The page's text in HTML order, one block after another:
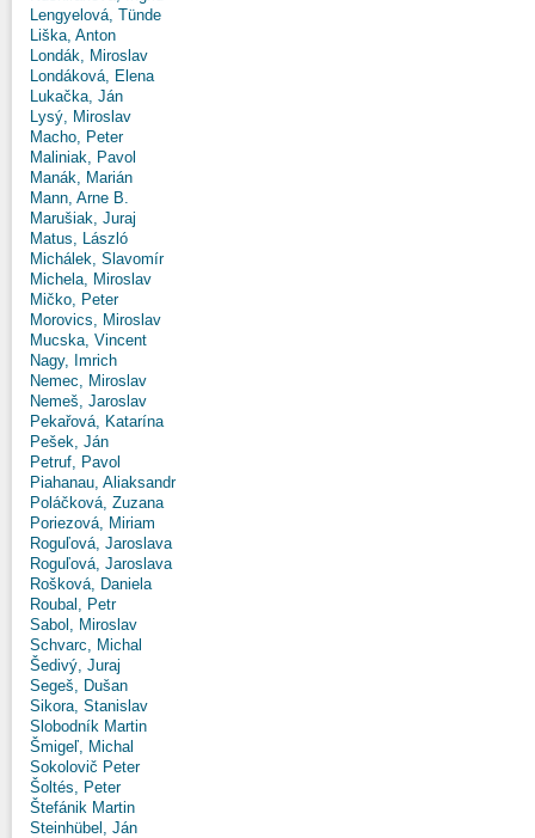
Lengyelová, Tünde
Liška, Anton
Londák, Miroslav
Londáková, Elena
Lukačka, Ján
Lysý, Miroslav
Macho, Peter
Maliniak, Pavol
Manák, Marián
Mann, Arne B.
Marušiak, Juraj
Matus, László
Michálek, Slavomír
Michela, Miroslav
Mičko, Peter
Morovics, Miroslav
Mucska, Vincent
Nagy, Imrich
Nemec, Miroslav
Nemeš, Jaroslav
Pekařová, Katarína
Pešek, Ján
Petruf, Pavol
Piahanau, Aliaksandr
Poláčková, Zuzana
Poriezová, Miriam
Roguľová, Jaroslava
Roguľová, Jaroslava
Rošková, Daniela
Roubal, Petr
Sabol, Miroslav
Schvarc, Michal
Šedivý, Juraj
Segeš, Dušan
Sikora, Stanislav
Slobodník Martin
Šmigeľ, Michal
Sokolovič Peter
Šoltés, Peter
Štefánik Martin
Steinhübel, Ján